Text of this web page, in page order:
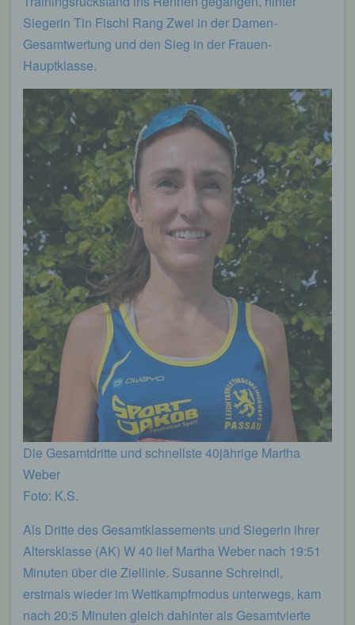
Siegerin Tin Fischl Rang Zwei in der Damen-
Gesamtwertung und den Sieg in der Frauen-
Hauptklasse.
Die Gesamtdritte und schnellste 40jährige Martha
Weber
Foto: K.S.
Als Dritte des Gesamtklassements und Siegerin ihrer
Altersklasse (AK) W 40 lief Martha Weber nach 19:51
Minuten über die Ziellinie. Susanne Schreindl,
erstmals wieder im Wettkampfmodus unterwegs, kam
nach 20:5 Minuten gleich dahinter als Gesamtvierte